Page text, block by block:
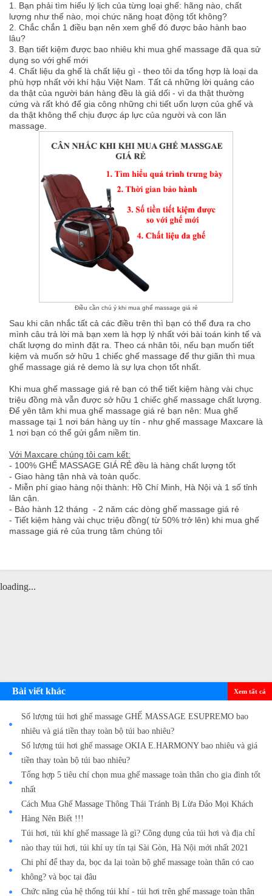
1. Bạn phải tìm hiểu lý lịch của từng loại ghế: hãng nào, chất
lượng như thế nào, mọi chức năng hoạt động tốt không?
2. Chắc chắn 1 điều bạn nên xem ghế đó được bảo hành bao
lâu?
3. Bạn tiết kiệm được bao nhiêu khi mua ghế massage đã qua sử
dụng so với ghế mới
4. Chất liệu da ghế là chất liệu gì - theo tôi da tổng hợp là loại da
phù hợp nhất với khí hậu Việt Nam. Tất cả những lời quảng cáo
da thật của người bán hàng đều là giả dối - vì da thật thường
cứng và rất khó để gia công những chi tiết uốn lượn của ghế và
da thật không thể chịu được áp lực của người và con lăn
massage.
Điều cần chú ý khi mua ghế massage giá rẻ
Sau khi cân nhắc tất cả các điều trên thì bạn có thể đưa ra cho
mình câu trả lời mà bạn xem là hợp lý nhất với bài toán kinh tế và
chất lượng do mình đặt ra. Theo cá nhân tôi, nếu bạn muốn tiết
kiệm và muốn sở hữu 1 chiếc ghế massage để thư giãn thì mua
ghế massage giá rẻ demo là sự lựa chọn tốt nhất.
Khi mua ghế massage giá rẻ bạn có thể tiết kiệm hàng vài chục
triệu đồng mà vẫn được sở hữu 1 chiếc ghế massage chất lượng.
Để yên tâm khi mua ghế massage giá rẻ bạn nên: Mua ghế
massage tại 1 nơi bán hàng uy tín - như ghế massage Maxcare là
1 nơi bạn có thể gửi gắm niềm tin.
Với Maxcare chúng tôi cam kết:
- 100% GHẾ MASSAGE GIÁ RẺ đều là hàng chất lượng tốt
- Giao hàng tận nhà và toàn quốc.
- Miễn phí giao hàng nội thành: Hồ Chí Minh, Hà Nội và 1 số tỉnh
lân cận.
- Bảo hành 12 tháng - 2 năm các dòng ghế massage giá rẻ
- Tiết kiệm hàng vài chục triệu đồng( từ 50% trở lên) khi mua ghế
massage giá rẻ của trung tâm chúng tôi
loading...
Bài viết khác Xem tất cả
Số lượng túi hơi ghế massage GHẾ MASSAGE ESUPREMO bao
nhiêu và giá tiền thay toàn bộ túi bao nhiêu?
Số lượng túi hơi ghế massage OKIA E.HARMONY bao nhiêu và giá
tiền thay toàn bộ túi bao nhiêu?
Tổng hợp 5 tiêu chí chọn mua ghế massage toàn thân cho gia đình tốt
nhất
Cách Mua Ghế Massage Thông Thái Tránh Bị Lừa Đảo Mọi Khách
Hàng Nên Biết !!!
Túi hơi, túi khí ghế massage là gì? Công dụng của túi hơi và địa chỉ
nào thay túi hơi, túi khí uy tín tại Sài Gòn, Hà Nội mới nhất 2021
Chi phí để thay da, bọc da lại toàn bộ ghế massage toàn thân có cao
không? và bọc tại đâu
Chức năng của hệ thống túi khí - túi hơi trên ghế massage toàn thân